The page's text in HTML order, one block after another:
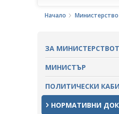
Начало Министерство
ЗА
ЗА НАС
МИСИЯ И ЦЕЛИ
ИСТОРИЯ
МИНИСТЪР
ПОЛИТИЧЕСКИ
НОРМАТИВНИ